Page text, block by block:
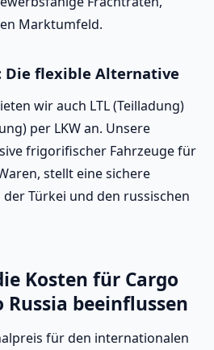
Marktumfeld.
Die flexible Alternative
wir auch LTL (Teilladung)
per LKW an. Unsere
frigorifischer Fahrzeuge für
stellt eine sichere
Türkei und den russischen
Kosten für Cargo
beeinflussen
für den internationalen